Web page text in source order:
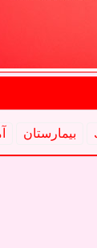
بیمارستان